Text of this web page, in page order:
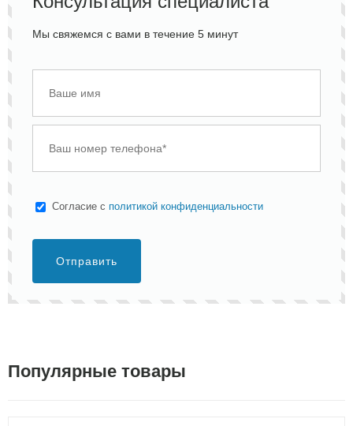
Мы свяжемся с вами в течение 5 минут
Cогласие с политикой конфиденциальности
Отправить
Популярные товары